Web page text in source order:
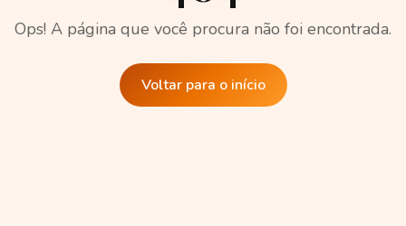
Ops! A página que você procura não foi encontrada.
Voltar para o início